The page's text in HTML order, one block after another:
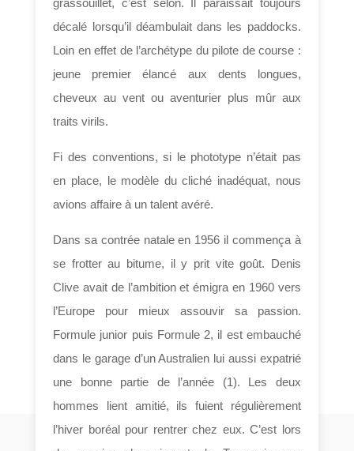
grassouillet, c’est selon. Il paraissait toujours
décalé lorsqu’il déambulait dans les paddocks.
Loin en effet de l’archétype du pilote de course :
jeune premier élancé aux dents longues,
cheveux au vent ou aventurier plus mûr aux
traits virils.
Fi des conventions, si le phototype n’était pas
en place, le modèle du cliché inadéquat, nous
avions affaire à un talent avéré.
Dans sa contrée natale en 1956 il commença à
se frotter au bitume, il y prit vite goût. Denis
Clive avait de l’ambition et émigra en 1960 vers
l’Europe pour mieux assouvir sa passion.
Formule junior puis Formule 2, il est embauché
dans le garage d’un Australien lui aussi expatrié
une bonne partie de l’année (1). Les deux
hommes lient amitié, ils fuient régulièrement
l’hiver boréal pour rentrer chez eux. C’est lors